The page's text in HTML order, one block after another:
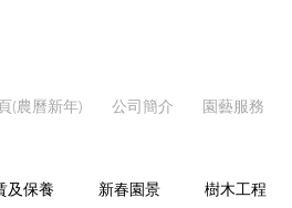
(農曆新年) 公司簡介 園藝服務
及保養 新春園景 樹木工程